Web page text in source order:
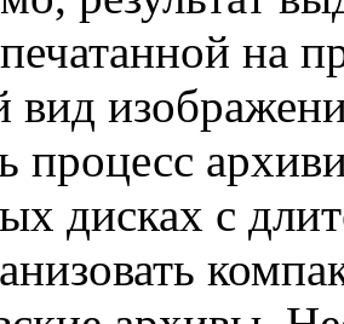
на
процесс
дисках с